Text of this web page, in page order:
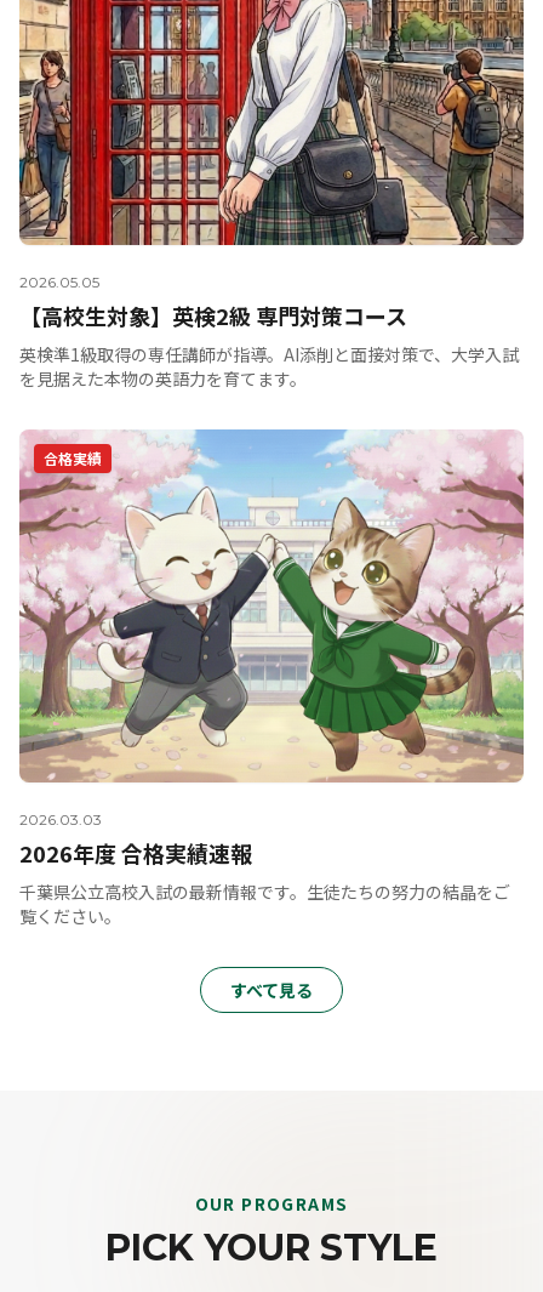
2026.05.05
【高校生対象】英検2級 専門対策コース
英検準1級取得の専任講師が指導。AI添削と面接対策で、大学入試
を見据えた本物の英語力を育てます。
合格実績
2026.03.03
2026年度 合格実績速報
千葉県公立高校入試の最新情報です。生徒たちの努力の結晶をご
覧ください。
すべて見る
OUR PROGRAMS
PICK YOUR STYLE